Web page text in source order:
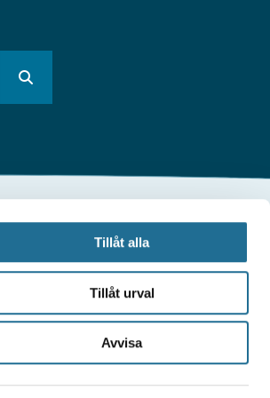
Tillåt alla
Tillåt urval
Avvisa